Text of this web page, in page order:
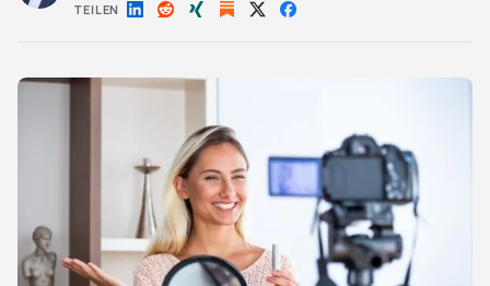
TEILEN Auf Auf Auf Auf Auf